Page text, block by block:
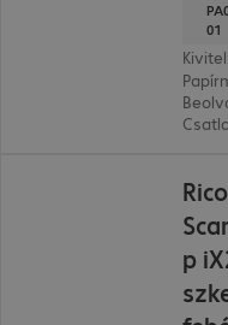
01
Kivitel
p